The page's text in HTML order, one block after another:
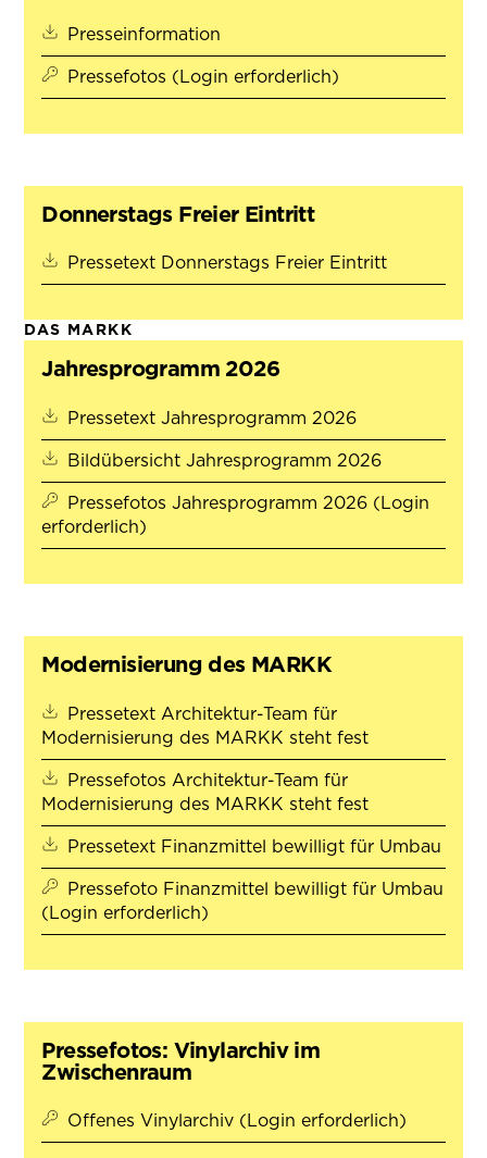
Presseinformation
Pressefotos (Login erforderlich)
Donnerstags Freier Eintritt
Pressetext Donnerstags Freier Eintritt(öffnet in
DAS MARKK
Jahresprogramm 2026
Pressetext Jahresprogramm 2026(öffnet in
Bildübersicht Jahresprogramm 2026(öffnet in
Pressefotos Jahresprogramm 2026 (Login
erforderlich)
Modernisierung des MARKK
Pressetext Architektur-Team für
Modernisierung des MARKK steht fest(öffnet in
Pressefotos Architektur-Team für
Modernisierung des MARKK steht fest(öffnet in
Pressetext Finanzmittel bewilligt für Umbau
Pressefoto Finanzmittel bewilligt für Umbau
(Login erforderlich)
Pressefotos: Vinylarchiv im
Zwischenraum
Offenes Vinylarchiv (Login erforderlich)